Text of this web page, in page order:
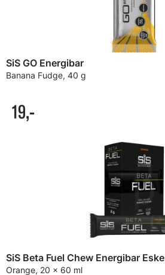
SiS GO Energibar
Banana Fudge, 40 g
19,-
SiS Beta Fuel Chew Energibar Eske
Orange, 20 x 60 ml